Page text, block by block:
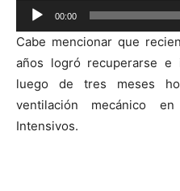
Reproductor
de
audio
00:00
Cabe mencionar que
años logró recuperarse
luego de tres meses
ventilación mecánico
Intensivos.